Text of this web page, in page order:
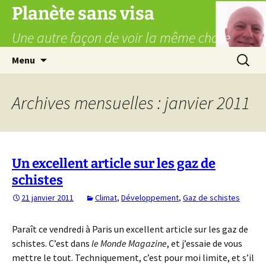
Aller
contenu
Planète sans visa
Une autre façon de voir la même chose
Menu
Archives mensuelles : janvier 2011
Un excellent article sur les gaz de
schistes
21 janvier 2011 Climat, Développement, Gaz de schistes
Paraît ce vendredi à Paris un excellent article sur les gaz de
schistes. C’est dans le Monde Magazine, et j’essaie de vous
mettre le tout. Techniquement, c’est pour moi limite, et s’il